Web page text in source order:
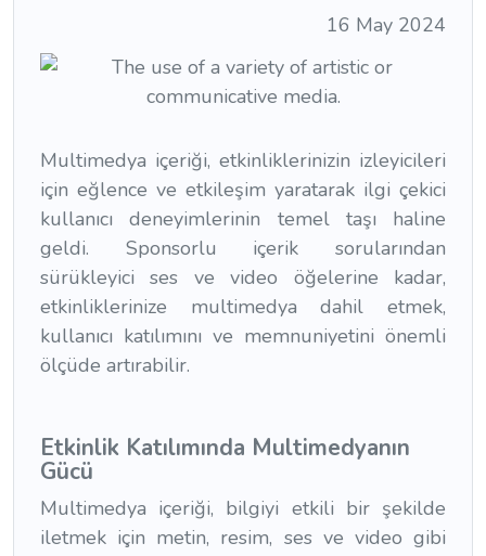
16 May 2024
Multimedya içeriği, etkinliklerinizin izleyicileri
için eğlence ve etkileşim yaratarak ilgi çekici
kullanıcı deneyimlerinin temel taşı haline
geldi. Sponsorlu içerik sorularından
sürükleyici ses ve video öğelerine kadar,
etkinliklerinize multimedya dahil etmek,
kullanıcı katılımını ve memnuniyetini önemli
ölçüde artırabilir.
Etkinlik Katılımında Multimedyanın
Gücü
Multimedya içeriği, bilgiyi etkili bir şekilde
iletmek için metin, resim, ses ve video gibi